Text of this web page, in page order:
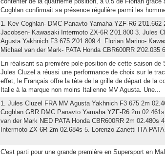
Coghlan confirmait sa présence régulière parmi les
1. Kev Coghlan- DMC Panavto Yamaha YZF-R6 2'01.662
Jacobsen- Kawasaki Intermoto ZX-6R 2'01.800 3. Jules
Agusta Yakhnich F3 675 2'01.809 4. Florian Marino-
Michael van der Mark- PATA Honda CBR600RR 2'02.035
En réalisant sa première pole-position de cette saison de
Jules Cluzel a réussi une performance de choix sur le
effet, le Français offre la tête de la grille de départ de la
Italie à la marque non moins Italienne MV Agusta. Une...
1. Jules Cluzel FRA MV Agusta Yakhnich F3 675 2m
Coghlan GBR DMC Panavto Yamaha YZF-R6 2m
van der Mark NED PATA Honda CBR600RR 2m 02.480s
Intermoto ZX-6R 2m 02.684s 5. Lorenzo Zanetti ITA
C'est parti pour une grande première en Supersport en